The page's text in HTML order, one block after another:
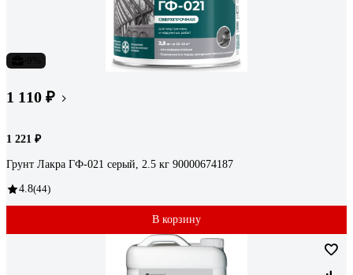
1 110 ₽
1 221 ₽
Грунт Лакра ГФ-021 серый, 2.5 кг 90000674187
4.8(44)
В корзину